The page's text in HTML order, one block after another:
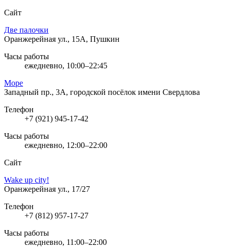
Сайт
Две палочки
Оранжерейная ул., 15А, Пушкин
Часы работы
ежедневно, 10:00–22:45
Море
Западный пр., 3А, городской посёлок имени Свердлова
Телефон
+7 (921) 945-17-42
Часы работы
ежедневно, 12:00–22:00
Сайт
Wake up city!
Оранжерейная ул., 17/27
Телефон
+7 (812) 957-17-27
Часы работы
ежедневно, 11:00–22:00